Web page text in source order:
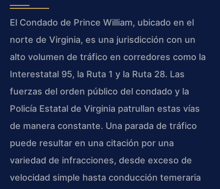
El Condado de Prince William, ubicado en el
norte de Virginia, es una jurisdicción con un
alto volumen de tráfico en corredores como la
Interestatal 95, la Ruta 1 y la Ruta 28. Las
fuerzas del orden público del condado y la
Policía Estatal de Virginia patrullan estas vías
de manera constante. Una parada de tráfico
puede resultar en una citación por una
variedad de infracciones, desde exceso de
velocidad simple hasta conducción temeraria